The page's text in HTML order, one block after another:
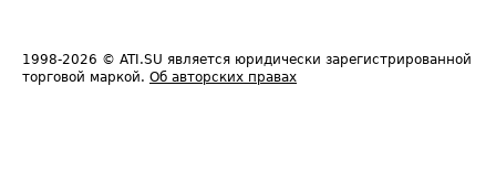
1998-2026 © ATI.SU является юридически зарегистрированной
торговой маркой. Об авторских правах